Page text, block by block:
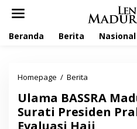
Beranda Berita Nasional
Homepage / Berita
a
m
a
Ulama BASSRA
Surati Presiden
Evaluasi Haji